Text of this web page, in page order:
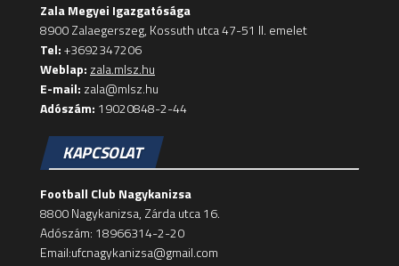
Zala Megyei Igazgatósága
8900 Zalaegerszeg, Kossuth utca 47-51 II. emelet
Tel:+3692347206
Weblap: zala.mlsz.hu
E-mail: zala@mlsz.hu
Adószám: 19020848-2-44
KAPCSOLAT
Football Club Nagykanizsa
8800 Nagykanizsa, Zárda utca 16.
Adószám: 18966314-2-20
Email:ufcnagykanizsa@gmail.com